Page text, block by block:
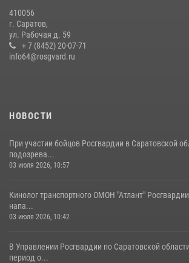
В Саратове командир СОБР «Волкодав» и ветеран
спецподразделения МВД провели совместный
семей сотрудников Росгвардии.
05 августа 2026, 12:55
07 августа 2026, 11:35
410056
г. Саратов,
ул. Рабочая д. 59
+ 7 (8452) 20-07-71
info64@rosgvard.ru
НОВОСТИ
При участии бойцов Росгвардии в Саратовской
подозрева...
03 июля 2026, 10:57
Кинолог транспортного ОМОН "Атлант"
напа...
03 июля 2026, 10:42
В Управлении Росгвардии по Саратовской
период о...